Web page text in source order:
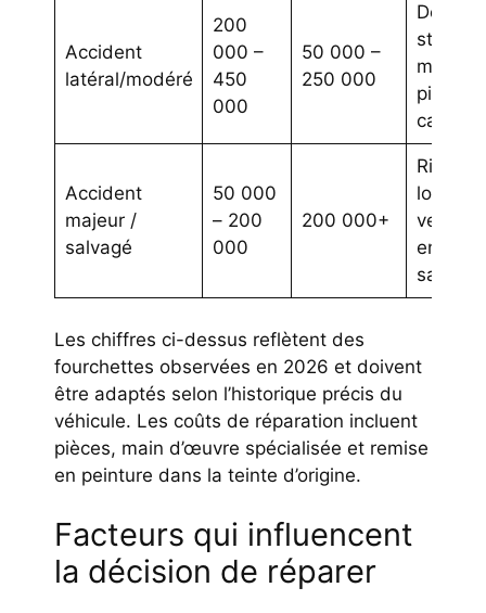
Accident
latéral/modéré
200
000 –
450
000
50 000 –
250 000
Dépend
pièces
Accident
majeur /
salvagé
50 000
– 200
000
200 000+
Risque
loss,
vendu
salvage
Les chiffres ci-dessus reflètent des
fourchettes observées en 2026 et doivent
être adaptés selon l’historique précis du
véhicule. Les coûts de réparation incluent
pièces, main d’œuvre spécialisée et remise
en peinture dans la teinte d’origine.
Facteurs qui influencent
la décision de réparer